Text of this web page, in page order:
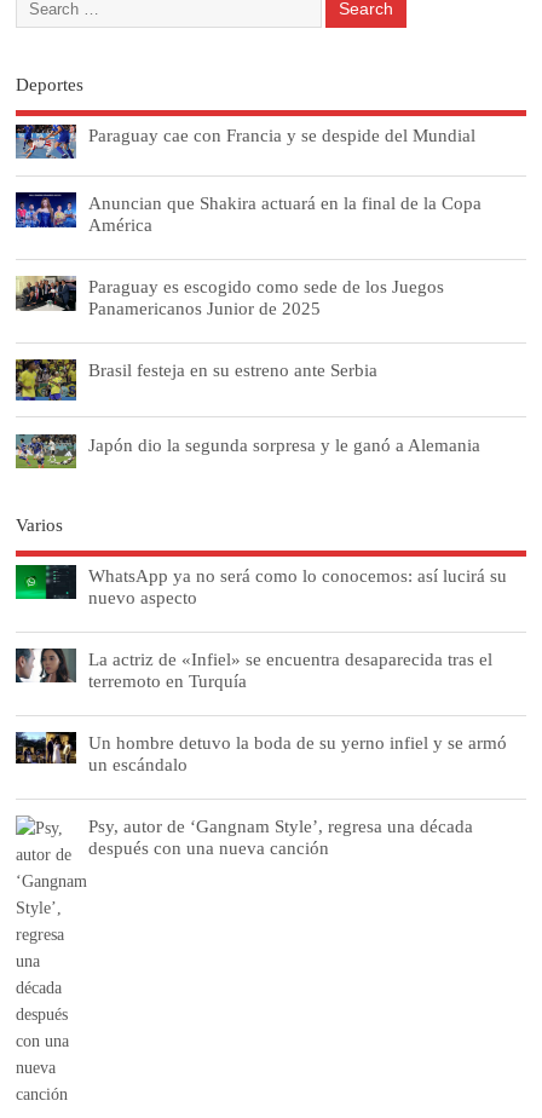
Deportes
Paraguay cae con Francia y se despide del Mundial
Anuncian que Shakira actuará en la final de la Copa
América
Paraguay es escogido como sede de los Juegos
Panamericanos Junior de 2025
Brasil festeja en su estreno ante Serbia
Japón dio la segunda sorpresa y le ganó a Alemania
Varios
WhatsApp ya no será como lo conocemos: así lucirá su
nuevo aspecto
La actriz de «Infiel» se encuentra desaparecida tras el
terremoto en Turquía
Un hombre detuvo la boda de su yerno infiel y se armó
un escándalo
Psy, autor de ‘Gangnam Style’, regresa una década
después con una nueva canción